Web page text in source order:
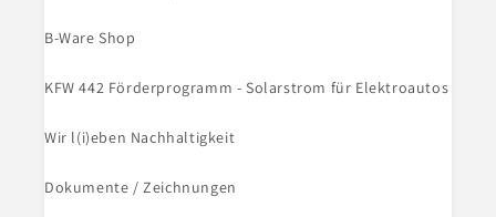
B-Ware Shop
KFW 442 Förderprogramm - Solarstrom für Elektroautos
Wir l(i)eben Nachhaltigkeit
Dokumente / Zeichnungen